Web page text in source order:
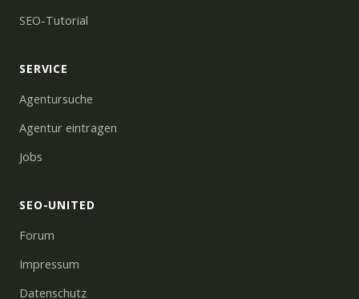
SEO-Tutorial
SERVICE
Agentursuche
Agentur eintragen
Jobs
SEO-UNITED
Forum
Impressum
Datenschutz